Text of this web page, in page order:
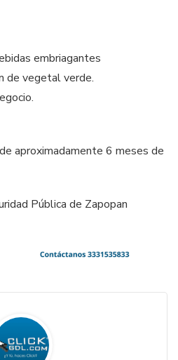
embriagantes
de vegetal verde.
aproximadamente 6 meses de
Pública de Zapopan